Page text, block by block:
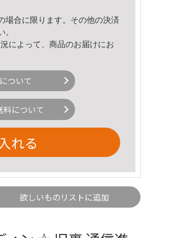
場合に限ります。その他の決済
。
によって、商品のお届けにお
ついて
料について
れる
欲しいものリストに追加